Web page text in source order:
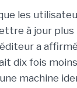
les
à jour
a
dix fois
machine